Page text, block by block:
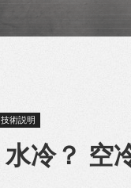
技術説明
水冷？ 空